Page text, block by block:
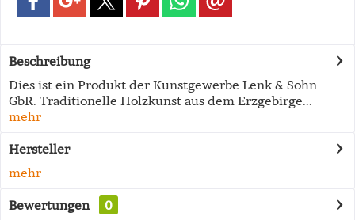
Beschreibung
Dies ist ein Produkt der Kunstgewerbe Lenk & Sohn
GbR. Traditionelle Holzkunst aus dem Erzgebirge...
mehr
Hersteller
mehr
Bewertungen
0